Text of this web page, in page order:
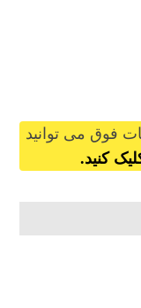
فوق می توانید
کنید.